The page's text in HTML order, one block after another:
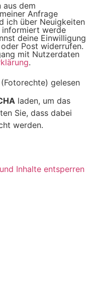
aus dem
Anfrage
ich über Neuigkeiten
informiert werde
deine Einwilligung
Post widerrufen.
mit Nutzerdaten
.
(Fotorechte) gelesen
laden, um das
Sie, dass dabei
werden.
Inhalte entsperren